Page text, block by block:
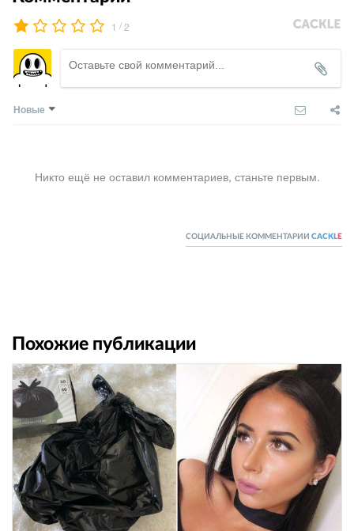
1 /2
Новые
Никто ещё не оставил комментариев, станьте первым.
СОЦИАЛЬНЫЕ КОММЕНТАРИИ CACKL E
Похожие публикации